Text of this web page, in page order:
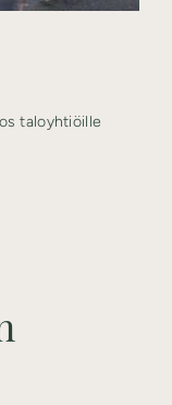
taloyhtiöille